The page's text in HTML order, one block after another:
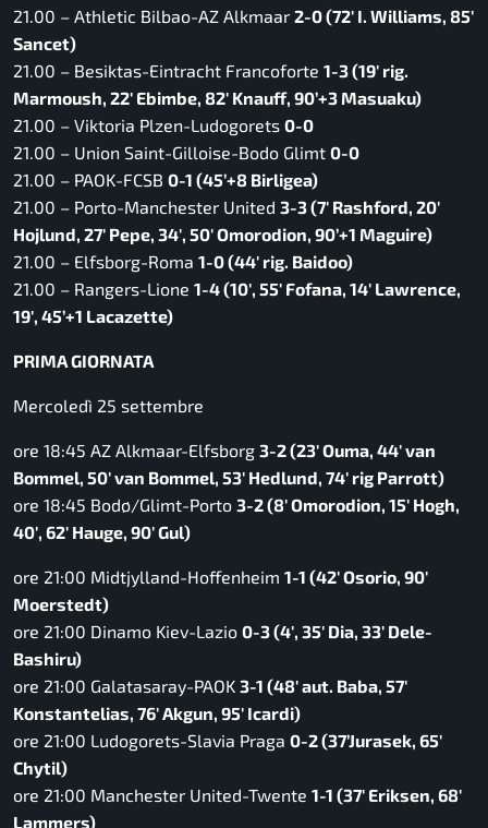
21.00 – Athletic Bilbao-AZ Alkmaar 2-0 (72′ I. Williams, 85′
Sancet)
21.00 – Besiktas-Eintracht Francoforte 1-3(19′ rig.
Marmoush, 22′ Ebimbe, 82′ Knauff, 90’+3 Masuaku)
21.00 – Viktoria Plzen-Ludogorets 0-0
21.00 – Union Saint-Gilloise-Bodo Glimt 0-0
21.00 – PAOK-FCSB 0-1 (45’+8 Birligea)
21.00 – Porto-Manchester United 3-3 (7′ Rashford, 20′
Hojlund, 27′ Pepe, 34′, 50′ Omorodion, 90’+1 Maguire)
21.00 – Elfsborg-Roma 1-0 (44′ rig. Baidoo)
21.00 – Rangers-Lione 1-4 (10′, 55′ Fofana, 14′ Lawrence,
19′, 45’+1 Lacazette)
PRIMA GIORNATA
Mercoledì 25 settembre
ore 18:45 AZ Alkmaar-Elfsborg 3-2 (23′ Ouma, 44′ van
Bommel, 50′ van Bommel, 53′ Hedlund, 74′ rig Parrott)
ore 18:45 Bodø/Glimt-Porto 3-2 (8′ Omorodion, 15′ Hogh,
40′, 62′ Hauge, 90′ Gul)
ore 21:00 Midtjylland-Hoffenheim 1-1 (42′ Osorio, 90′
Moerstedt)
ore 21:00 Dinamo Kiev-Lazio 0-3 (4′, 35′ Dia, 33′ Dele-
Bashiru)
ore 21:00 Galatasaray-PAOK 3-1 (48′ aut. Baba, 57′
Konstantelias, 76′ Akgun, 95′ Icardi)
ore 21:00 Ludogorets-Slavia Praga 0-2 (37’Jurasek, 65′
Chytil)
ore 21:00 Manchester United-Twente 1-1 (37′ Eriksen, 68′
Lammers)